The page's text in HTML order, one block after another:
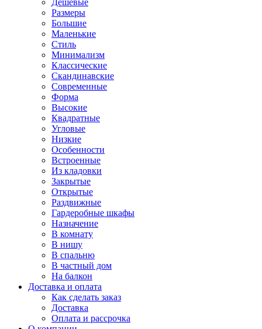
Дешевые
Размеры
Большие
Маленькие
Стиль
Минимализм
Классические
Скандинавские
Современные
Форма
Высокие
Квадратные
Угловые
Низкие
Особенности
Встроенные
Из кладовки
Закрытые
Открытые
Раздвижные
Гардеробные шкафы
Назначение
В комнату
В нишу
В спальню
В частный дом
На балкон
Доставка и оплата
Как сделать заказ
Доставка
Оплата и рассрочка